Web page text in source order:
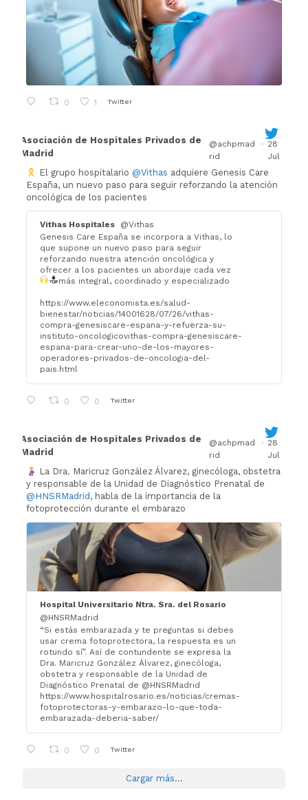
0 1 Twitter
Asociación de Hospitales Privados de
Madrid
@achpmad
rid
· 28
Jul
El grupo hospitalario @Vithas adquiere Genesis Care
España, un nuevo paso para seguir reforzando la atención
oncológica de los pacientes
Vithas Hospitales
@Vithas
Genesis Care España se incorpora a Vithas, lo
que supone un nuevo paso para seguir
reforzando nuestra atención oncológica y
ofrecer a los pacientes un abordaje cada vez
más integral, coordinado y especializado
https://www.eleconomista.es/salud-
bienestar/noticias/14001628/07/26/vithas-
compra-genesiscare-espana-y-refuerza-su-
instituto-oncologicovithas-compra-genesiscare-
espana-para-crear-uno-de-los-mayores-
operadores-privados-de-oncologia-del-
pais.html
0 0 Twitter
Asociación de Hospitales Privados de
Madrid
@achpmad
rid
· 28
Jul
La Dra. Maricruz González Álvarez, ginecóloga, obstetra
y responsable de la Unidad de Diagnóstico Prenatal de
@HNSRMadrid , habla de la importancia de la
fotoprotección durante el embarazo
Hospital Universitario Ntra. Sra. del Rosario
@HNSRMadrid
“Si estás embarazada y te preguntas si debes
usar crema fotoprotectora, la respuesta es un
rotundo sí”. Así de contundente se expresa la
Dra. Maricruz González Álvarez, ginecóloga,
obstetra y responsable de la Unidad de
Diagnóstico Prenatal de @HNSRMadrid
https://www.hospitalrosario.es/noticias/cremas-
fotoprotectoras-y-embarazo-lo-que-toda-
embarazada-deberia-saber/
0 0 Twitter
Cargar más...